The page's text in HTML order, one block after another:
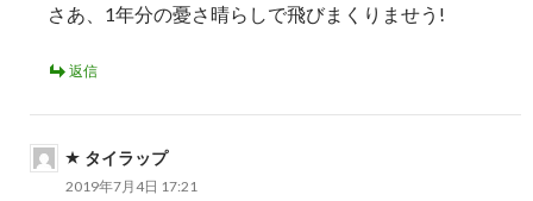
さあ、1年分の憂さ晴らしで飛びまくりませう!
返信
タイラップ
2019年7月4日 17:21